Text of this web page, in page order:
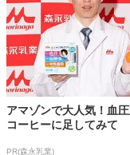
アマゾンで大人気！血
コーヒーに足してみて
PR(森永乳業)